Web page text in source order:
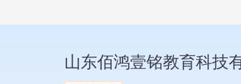
山东佰鸿壹铭教育科技